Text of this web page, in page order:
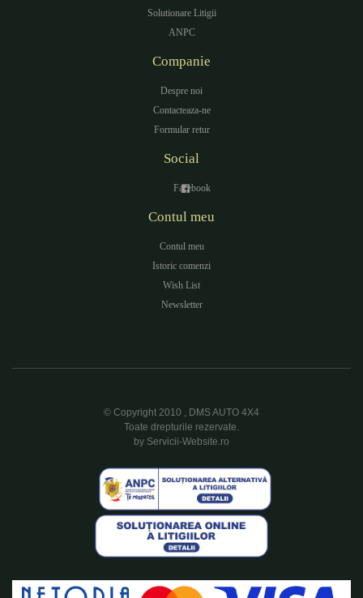
Solutionare Litigii
ANPC
Companie
Despre noi
Contacteaza-ne
Formular retur
Social
Facebook
Contul meu
Contul meu
Istoric comenzi
Wish List
Newsletter
© Copyright 2010 , DMS AUTO 4X4
Toate drepturile rezervate.
by Servicii-Website.ro